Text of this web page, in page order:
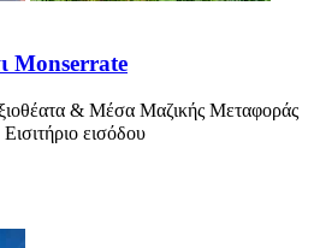
Monserrate
& Μέσα Μαζικής Μεταφοράς
εισόδου